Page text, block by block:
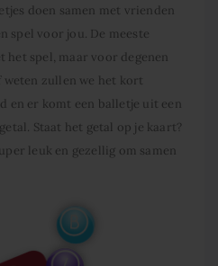
doen samen met vrienden
spel voor jou. De meeste
het spel, maar voor degenen
zullen we het kort
en er komt een balletje uit een
Staat het getal op je kaart?
leuk en gezellig om samen